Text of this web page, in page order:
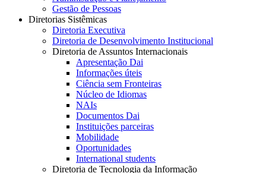
Gestão de Pessoas
Diretorias Sistêmicas
Diretoria Executiva
Diretoria de Desenvolvimento Institucional
Diretoria de Assuntos Internacionais
Apresentação Dai
Informações úteis
Ciência sem Fronteiras
Núcleo de Idiomas
NAIs
Documentos Dai
Instituições parceiras
Mobilidade
Oportunidades
International students
Diretoria de Tecnologia da Informação